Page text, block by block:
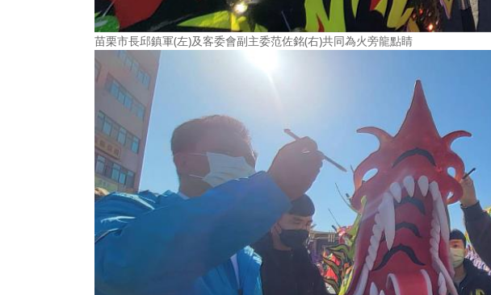
苗栗市長邱鎮軍(左)及客委會副主委范佐銘(右)共同為火旁龍點睛